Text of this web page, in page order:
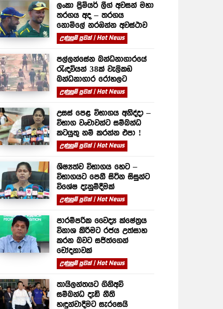
ලංකා ප්‍රිමියර් ලීග් අවසන් මහා
තරගය අද – තරගය
නොමිලේ නරඹන්න අවස්ථාව
උණුසුම් පුවත් | Hot News
පල්ලන්සේන බන්ධනාගාරයේ
රැඳවියන් 38ක් වැලිකඩ
බන්ධනාගාර රෝහලට
උණුසුම් පුවත් | Hot News
උසස් පෙළ විභාගය අනිද්දා –
විභාග වංචාවන්ට සම්බන්ධ
කටයුතු නම් කරන්න එපා !
උණුසුම් පුවත් | Hot News
ශිෂ්‍යත්ව විභාගය හෙට –
විභාගයට පෙනී සිටින සිසුන්ට
විශේෂ දැනුම්දීමක්
උණුසුම් පුවත් | Hot News
පාරම්පරික වෛද්‍ය ක්ෂේත්‍රය
විනාශ කිරීමට රජය උත්සාහ
කරන බවට සජිත්ගෙන්
චෝදනාවක්
උණුසුම් පුවත් | Hot News
තායිලන්තයට ගිනිඅවි
සම්බන්ධ දැඩි නීති
හඳුන්වාදීමට සැරසෙයි